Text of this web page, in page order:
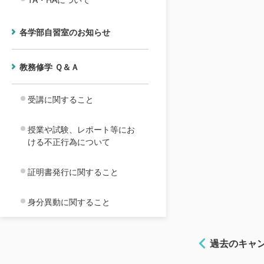
過去のキャ
各学部自習室のお知らせ
教務修学 Ｑ＆Ａ
受講に関すること
授業や試験、レポート等にお
ける不正行為について
証明書発行に関すること
身分異動に関すること